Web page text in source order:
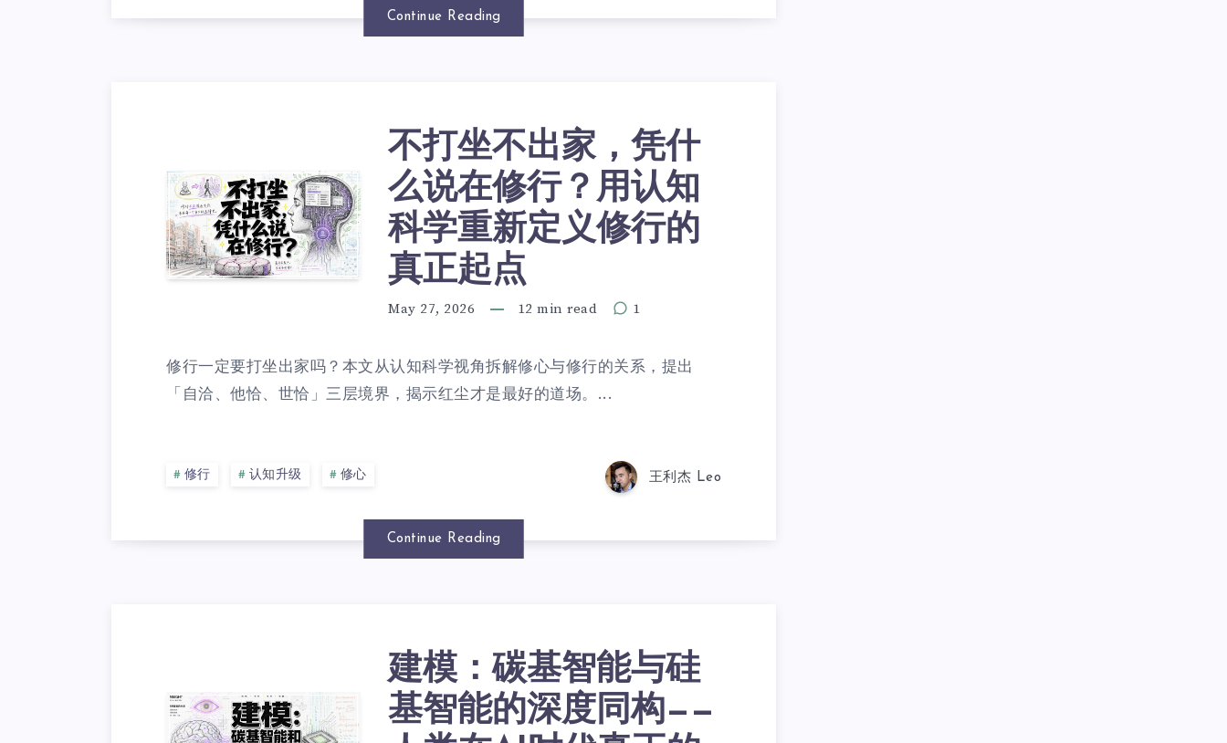
Continue Reading
不打坐不出家，凭什
么说在修行？用认知
科学重新定义修行的
真正起点
May 27, 2026 12 min read 1
修行一定要打坐出家吗？本文从认知科学视角拆解修心与修行的关系，提出
「自洽、他恰、世恰」三层境界，揭示红尘才是最好的道场。...
修行 认知升级 修心 王利杰 Leo
Continue Reading
建模：碳基智能与硅
基智能的深度同构——